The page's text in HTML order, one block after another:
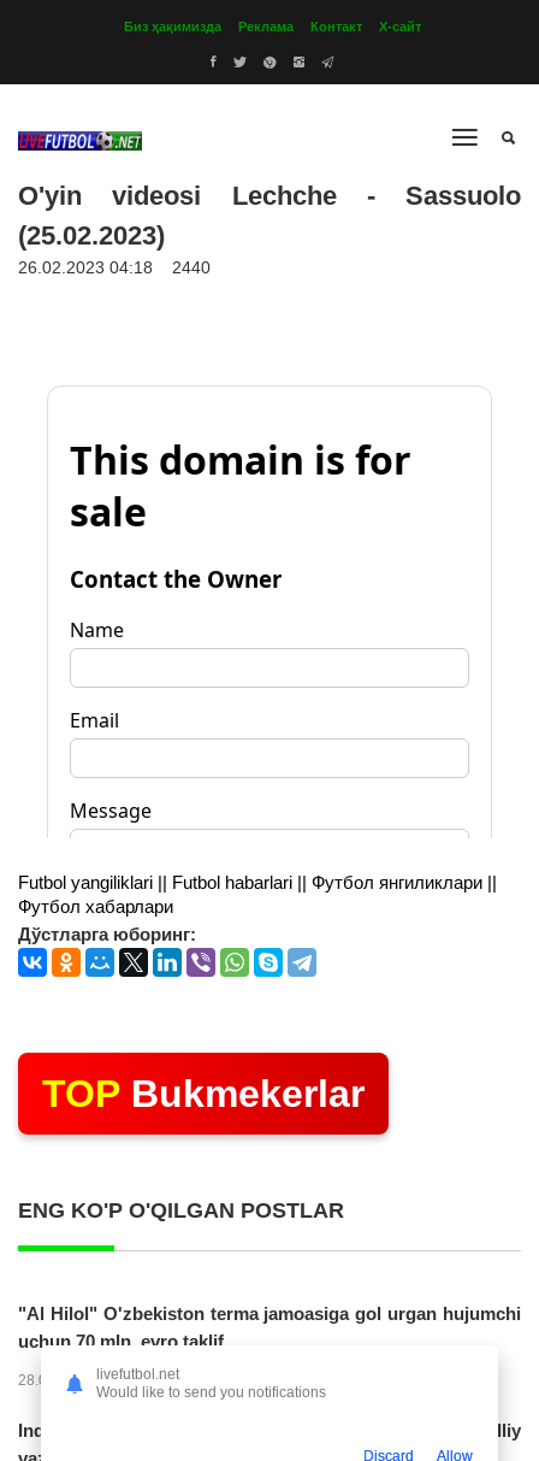
Биз ҳақимизда Реклама Контакт Х-сайт
O'yin videosi Lechche - Sassuolo
(25.02.2023)
26.02.2023 04:18 2440
Futbol yangiliklari || Futbol habarlari || Футбол янгиликлари ||
Футбол хабарлари
Дўстларга юборинг:
TOP Bukmekerlar
ENG KO'P O'QILGAN POSTLAR
"Al Hilol" O'zbekiston terma jamoasiga gol urgan hujumchi
uchun 70 mln. evro taklif...
28.07.2026 01:56 17309
Indoneziya prezidenti JCH-2030ga chiqishni umummilliy
livefutbol.net
Would like to send you notifications
Discard Allow